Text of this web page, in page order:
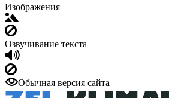
Изображения
Озвучивание текста
Обычная версия сайта